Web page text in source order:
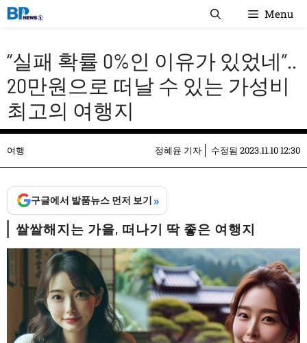
컨
텐
로
건
너
뛰
기
Menu
“실패 확률 0%인 이유가 있었네”..
20만원으로 떠날 수 있는 가성비
최고의 여행지
여행 정혜윤 기자 수정됨 2023.11.10 12:30
구글에서 발품뉴스 먼저 보기»
쌀쌀해지는 가을, 떠나기 딱 좋은 여행지